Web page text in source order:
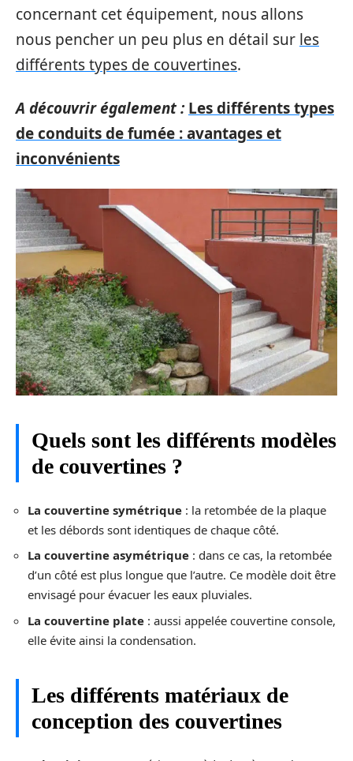
concernant cet équipement, nous allons
nous pencher un peu plus en détail sur les
différents types de couvertines.
A découvrir également : Les différents types
de conduits de fumée : avantages et
inconvénients
Quels sont les différents modèles
de couvertines ?
La couvertine symétrique : la retombée de la plaque
et les débords sont identiques de chaque côté.
La couvertine asymétrique : dans ce cas, la retombée
d’un côté est plus longue que l’autre. Ce modèle doit être
envisagé pour évacuer les eaux pluviales.
La couvertine plate : aussi appelée couvertine console,
elle évite ainsi la condensation.
Les différents matériaux de
conception des couvertines